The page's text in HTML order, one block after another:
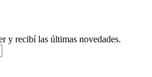
y recibí las últimas novedades.